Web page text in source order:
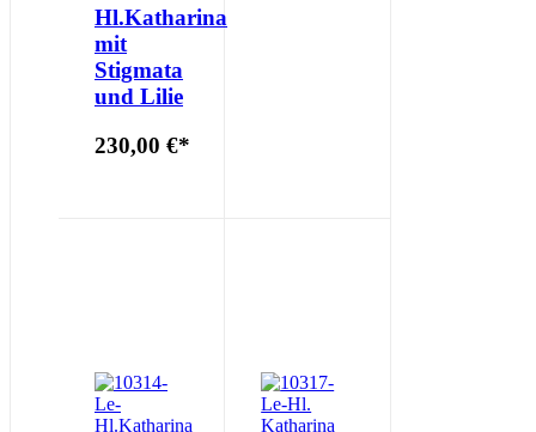
Hl.Katharina
mit
Stigmata
und Lilie
230,00 €*